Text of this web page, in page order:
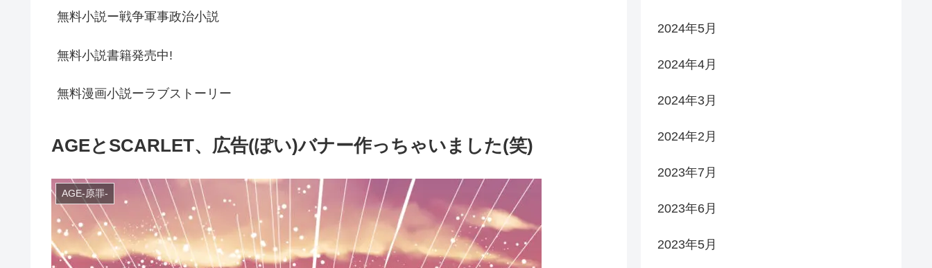
無料小説ー戦争軍事政治小説
無料小説書籍発売中!
無料漫画小説ーラブストーリー
AGEとSCARLET、広告(ぽい)バナー作っちゃいました(笑)
AGE-原罪-
2024年5月
2024年4月
2024年3月
2024年2月
2023年7月
2023年6月
2023年5月